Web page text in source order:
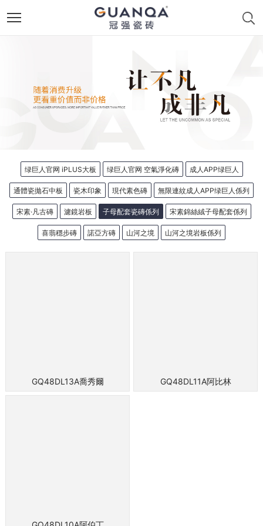
绿巨人官网 iPLUS大板 绿巨人官网 空氣淨化磚 成人APP绿巨人
通體瓷拋石中板 瓷木印象 現代素色磚 無限連紋成人APP绿巨人係列
宋素·凡古磚 濾鏡岩板 子母配套瓷磚係列 宋素錦絲絨子母配套係列
喜翡穩步磚 諾亞方磚 山河之境 山河之境岩板係列
GQ48DL13A喬秀爾 GQ48DL11A阿比林